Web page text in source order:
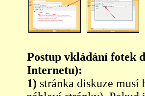
Postup vkládání fotek
Internetu):
1) stránka diskuze